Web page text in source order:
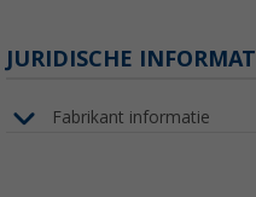
JURIDISCHE
Fabrikant informatie